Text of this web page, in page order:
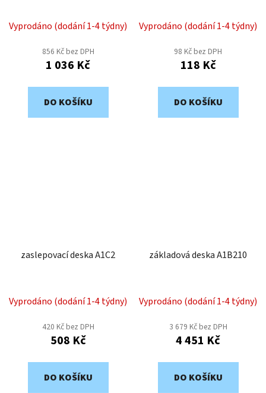
Vyprodáno (dodání 1-4 týdny)
856 Kč bez DPH
1 036 Kč
DO KOŠÍKU
Vyprodáno (dodání 1-4 týdny)
98 Kč bez DPH
118 Kč
DO KOŠÍKU
zaslepovací deska A1C2
Vyprodáno (dodání 1-4 týdny)
420 Kč bez DPH
508 Kč
DO KOŠÍKU
základová deska A1B210
Vyprodáno (dodání 1-4 týdny)
3 679 Kč bez DPH
4 451 Kč
DO KOŠÍKU